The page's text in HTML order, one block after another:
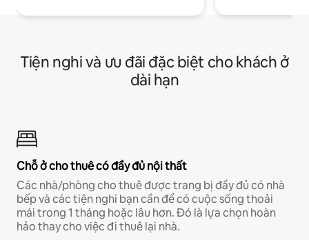
Tiện nghi và ưu đãi đặc biệt cho khách ở
dài hạn
Chỗ ở cho thuê có đầy đủ nội thất
Các nhà/phòng cho thuê được trang bị đầy đủ có nhà
bếp và các tiện nghi bạn cần để có cuộc sống thoải
mái trong 1 tháng hoặc lâu hơn. Đó là lựa chọn hoàn
hảo thay cho việc đi thuê lại nhà.